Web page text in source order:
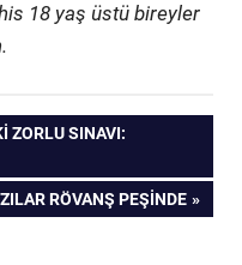
18 yaş üstü bireyler
ZORLU SINAVI:
RÖVANŞ PEŞINDE